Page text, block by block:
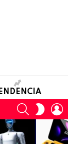
SEARCH
SKIN